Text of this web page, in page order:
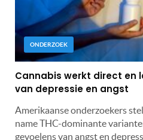
ONDERZOEK
Cannabis werkt direct en
van depressie en angst
Amerikaanse onderzoekers
name THC-dominante
gevoelens van angst en